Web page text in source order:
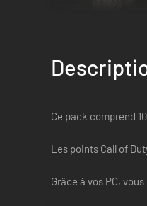
Ce pack comprend
Les points Call of
Grâce à vos PC,